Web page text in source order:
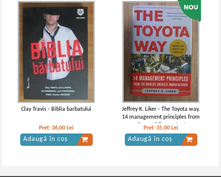
Clay Travis - Biblia barbatului
Pret:36,00 Lei
Adaugă în coș
Jeffrey K. Liker - The Toyota way.
14 management principles from
the world's greatest
manufacturer
Pret:35,00 Lei
Adaugă în coș